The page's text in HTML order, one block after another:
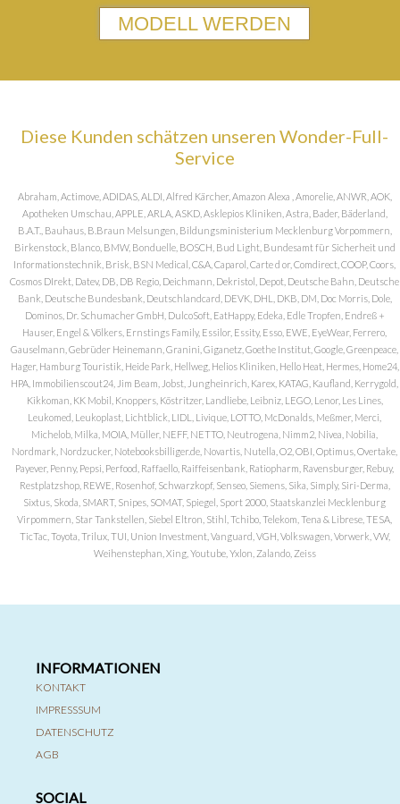
MODELL WERDEN
Diese Kunden schätzen unseren Wonder-Full-
Service
Abraham, Actimove, ADIDAS, ALDI, Alfred Kärcher, Amazon Alexa , Amorelie, ANWR, AOK,
Apotheken Umschau, APPLE, ARLA, ASKD, Asklepios Kliniken, Astra, Bader, Bäderland,
B.A.T., Bauhaus, B.Braun Melsungen, Bildungsministerium Mecklenburg Vorpommern,
Birkenstock, Blanco, BMW, Bonduelle, BOSCH, Bud Light, Bundesamt für Sicherheit und
Informationstechnik, Brisk, BSN Medical, C&A, Caparol, Carte d or, Comdirect, COOP, Coors,
Cosmos DIrekt, Datev, DB, DB Regio, Deichmann, Dekristol, Depot, Deutsche Bahn, Deutsche
Bank, Deutsche Bundesbank, Deutschlandcard, DEVK, DHL, DKB, DM, Doc Morris, Dole,
Dominos, Dr. Schumacher GmbH, DulcoSoft, EatHappy, Edeka, Edle Tropfen, Endreß +
Hauser, Engel & Völkers, Ernstings Family, Essilor, Essity, Esso, EWE, EyeWear, Ferrero,
Gauselmann, Gebrüder Heinemann, Granini, Giganetz, Goethe Institut, Google, Greenpeace,
Hager, Hamburg Touristik, Heide Park, Hellweg, Helios Kliniken, Hello Heat, Hermes, Home24,
HPA, Immobilienscout24, Jim Beam, Jobst, Jungheinrich, Karex, KATAG, Kaufland, Kerrygold,
Kikkoman, KK Mobil, Knoppers, Köstritzer, Landliebe, Leibniz, LEGO, Lenor, Les Lines,
Leukomed, Leukoplast, Lichtblick, LIDL, Livique, LOTTO, McDonalds, Meßmer, Merci,
Michelob, Milka, MOIA, Müller, NEFF, NETTO, Neutrogena, Nimm2, Nivea, Nobilia,
Nordmark, Nordzucker, Notebooksbilliger.de, Novartis, Nutella, O2, OBI, Optimus, Overtake,
Payever, Penny, Pepsi, Perfood, Raffaello, Raiffeisenbank, Ratiopharm, Ravensburger, Rebuy,
Restplatzshop, REWE, Rosenhof, Schwarzkopf, Senseo, Siemens, Sika, Simply, Siri-Derma,
Sixtus, Skoda, SMART, Snipes, SOMAT, Spiegel, Sport 2000, Staatskanzlei Mecklenburg
Virpommern, Star Tankstellen, Siebel Eltron, Stihl, Tchibo, Telekom, Tena & Librese, TESA,
TicTac, Toyota, Trilux, TUI, Union Investment, Vanguard, VGH, Volkswagen, Vorwerk, VW,
Weihenstephan, Xing, Youtube, Yxlon, Zalando, Zeiss
INFORMATIONEN
KONTAKT
IMPRESSSUM
DATENSCHUTZ
AGB
SOCIAL